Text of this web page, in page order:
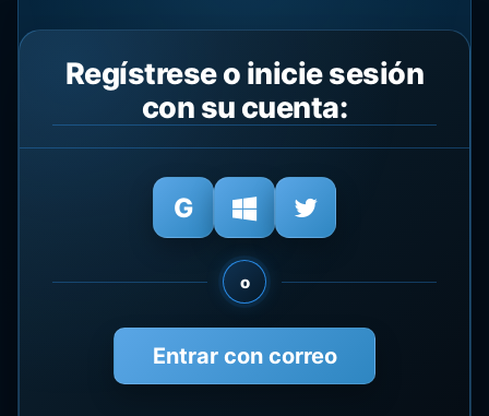
Regístrese o inicie sesión
con su cuenta:
o
Entrar con correo